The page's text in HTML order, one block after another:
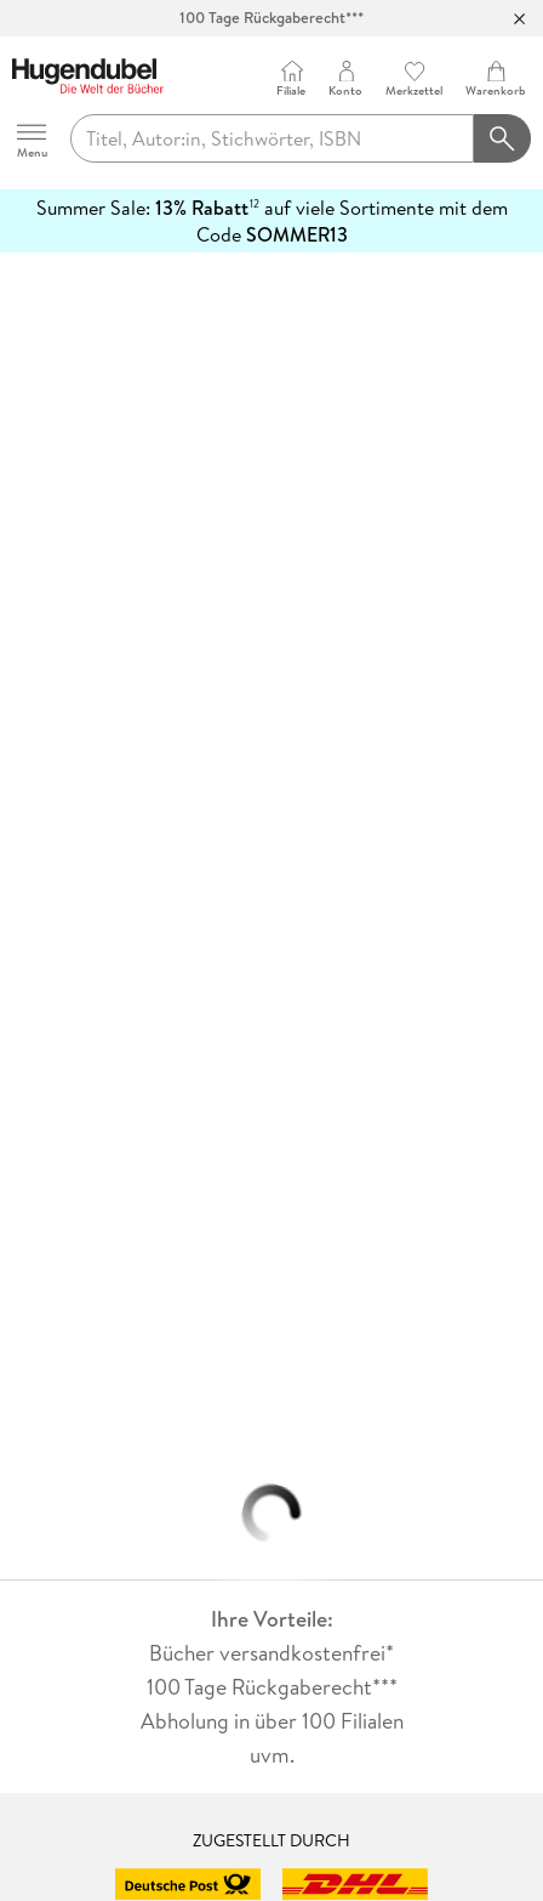
100 Tage Rückgaberecht***
Hugendubel
Menu
Filiale Konto Merkzettel Warenkorb
Summer Sale: 13% Rabatt12auf viele Sortimente mit dem
CodeSOMMER13
erfahren
Ihre Vorteile:
Bücher versandkostenfrei*
100 Tage Rückgaberecht***
Abholung in über 100 Filialen
uvm.
ZUGESTELLT DURCH